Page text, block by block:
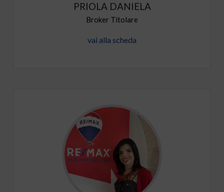
PRIOLA DANIELA
Broker Titolare
vai alla scheda